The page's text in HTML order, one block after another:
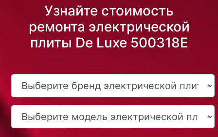
Узнайте стоимость
ремонта электрической
плиты De Luxe 500318E